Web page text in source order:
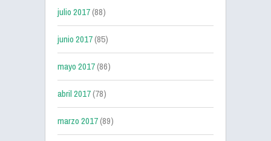
julio 2017(88)
junio 2017(85)
mayo 2017(86)
abril 2017(78)
marzo 2017(89)